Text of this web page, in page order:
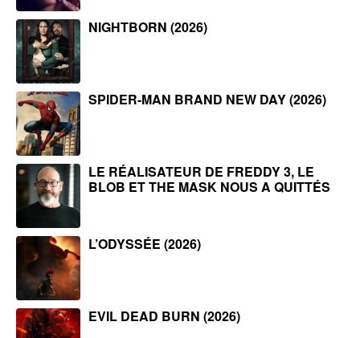
NIGHTBORN (2026)
SPIDER-MAN BRAND NEW DAY (2026)
LE RÉALISATEUR DE FREDDY 3, LE
BLOB ET THE MASK NOUS A QUITTÉS
L’ODYSSÉE (2026)
EVIL DEAD BURN (2026)